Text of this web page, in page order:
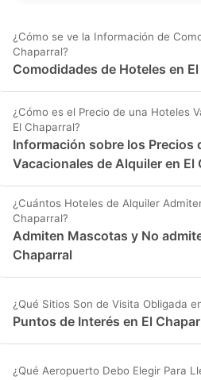
¿Cómo se ve la Información de
Chaparral?
Comodidades de Hoteles en
¿Cómo es el Precio de una Hoteles
El Chaparral?
Información sobre los Precios
Vacacionales de Alquiler en El
¿Cuántos Hoteles de Alquiler
Chaparral?
Admiten Mascotas y No
Chaparral
¿Qué Sitios Son de Visita Obligada
Puntos de Interés en El
¿Qué Aeropuerto Debo Elegir Para